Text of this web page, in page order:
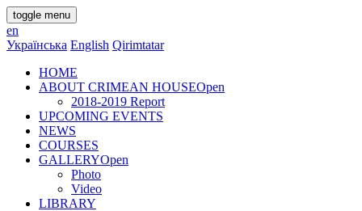
toggle menu
en
Українська English Qirimtatar
HOME
ABOUT CRIMEAN HOUSEOpen
2018-2019 Report
UPCOMING EVENTS
NEWS
COURSES
GALLERYOpen
Photo
Video
LIBRARY